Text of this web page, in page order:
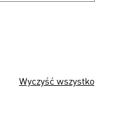
Wyczyść wszystko